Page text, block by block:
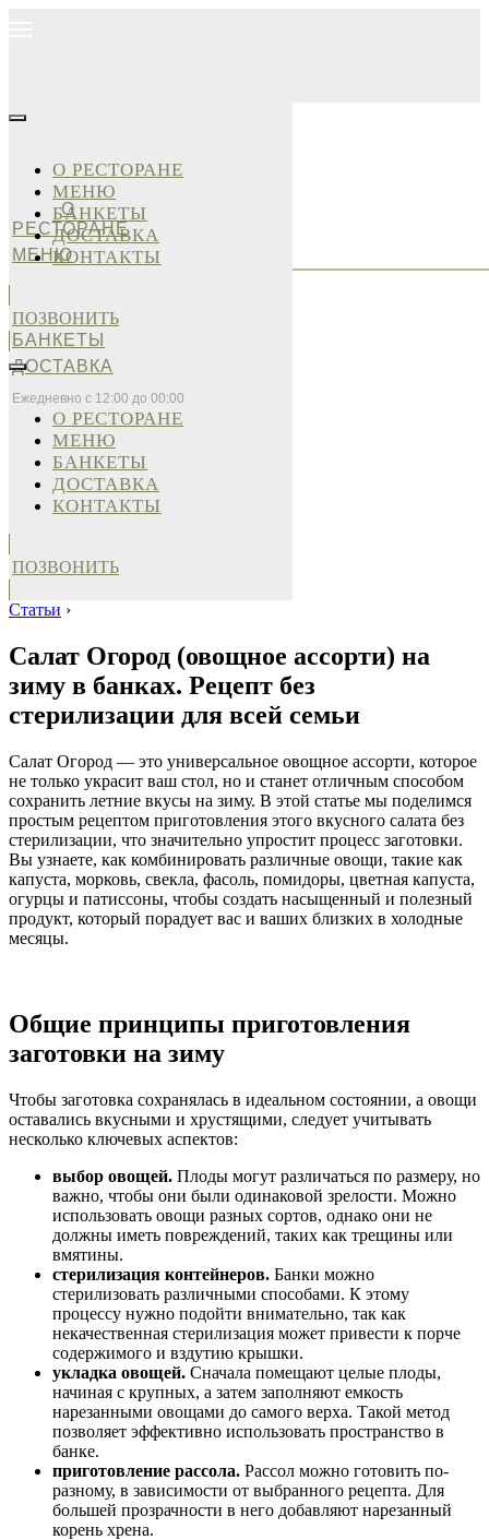
О
РЕСТОРАНЕ
МЕНЮ
БАНКЕТЫ
ДОСТАВКА
Ежедневно с 12:00 до 00:00
О РЕСТОРАНЕ
МЕНЮ
БАНКЕТЫ
ДОСТАВКА
КОНТАКТЫ
ПОЗВОНИТЬ
О РЕСТОРАНЕ
МЕНЮ
БАНКЕТЫ
ДОСТАВКА
КОНТАКТЫ
ПОЗВОНИТЬ
Статьи ›
Салат Огород (овощное ассорти) на
зиму в банках. Рецепт без
стерилизации для всей семьи
Салат Огород — это универсальное овощное ассорти, которое
не только украсит ваш стол, но и станет отличным способом
сохранить летние вкусы на зиму. В этой статье мы поделимся
простым рецептом приготовления этого вкусного салата без
стерилизации, что значительно упростит процесс заготовки.
Вы узнаете, как комбинировать различные овощи, такие как
капуста, морковь, свекла, фасоль, помидоры, цветная капуста,
огурцы и патиссоны, чтобы создать насыщенный и полезный
продукт, который порадует вас и ваших близких в холодные
месяцы.
Общие принципы приготовления
заготовки на зиму
Чтобы заготовка сохранялась в идеальном состоянии, а овощи
оставались вкусными и хрустящими, следует учитывать
несколько ключевых аспектов:
выбор овощей. Плоды могут различаться по размеру, но
важно, чтобы они были одинаковой зрелости. Можно
использовать овощи разных сортов, однако они не
должны иметь повреждений, таких как трещины или
вмятины.
стерилизация контейнеров. Банки можно
стерилизовать различными способами. К этому
процессу нужно подойти внимательно, так как
некачественная стерилизация может привести к порче
содержимого и вздутию крышки.
укладка овощей. Сначала помещают целые плоды,
начиная с крупных, а затем заполняют емкость
нарезанными овощами до самого верха. Такой метод
позволяет эффективно использовать пространство в
банке.
приготовление рассола. Рассол можно готовить по-
разному, в зависимости от выбранного рецепта. Для
большей прозрачности в него добавляют нарезанный
корень хрена.